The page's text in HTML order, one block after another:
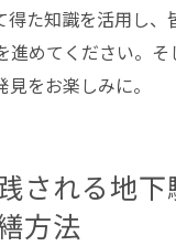
得た知識を活用し、
進めてください。そ
をお楽しみに。
される地下
方法